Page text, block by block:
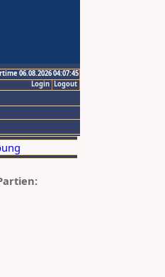
06.08.2026 04:07:45
Logout
Login